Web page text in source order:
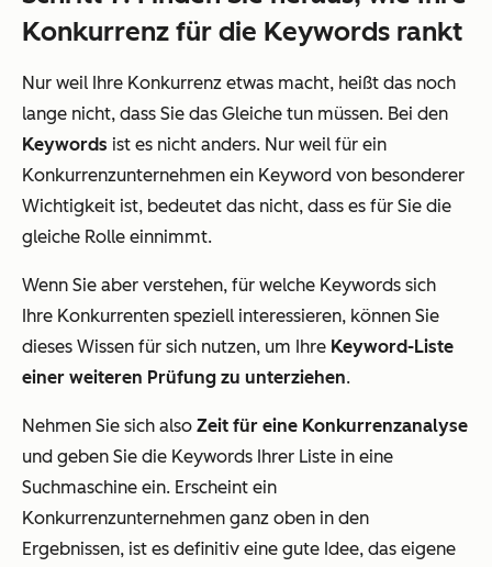
Konkurrenz für die Keywords rankt
Nur weil Ihre Konkurrenz etwas macht, heißt das noch
lange nicht, dass Sie das Gleiche tun müssen. Bei den
Keywords ist es nicht anders. Nur weil für ein
Konkurrenzunternehmen ein Keyword von besonderer
Wichtigkeit ist, bedeutet das nicht, dass es für Sie die
gleiche Rolle einnimmt.
Wenn Sie aber verstehen, für welche Keywords sich
Ihre Konkurrenten speziell interessieren, können Sie
dieses Wissen für sich nutzen, um Ihre Keyword-Liste
einer weiteren Prüfung zu unterziehen.
Nehmen Sie sich also Zeit für eine Konkurrenzanalyse
und geben Sie die Keywords Ihrer Liste in eine
Suchmaschine ein. Erscheint ein
Konkurrenzunternehmen ganz oben in den
Ergebnissen, ist es definitiv eine gute Idee, das eigene